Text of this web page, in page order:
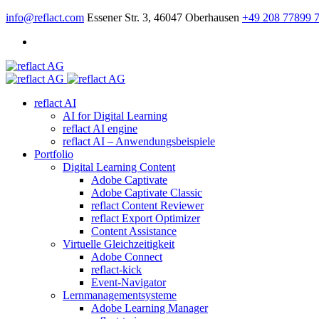
info@reflact.com Essener Str. 3, 46047 Oberhausen +49 208 77899
reflact AI
AI for Digital Learning
reflact AI engine
reflact AI – Anwendungsbeispiele
Portfolio
Digital Learning Content
Adobe Captivate
Adobe Captivate Classic
reflact Content Reviewer
reflact Export Optimizer
Content Assistance
Virtuelle Gleichzeitigkeit
Adobe Connect
reflact-kick
Event-Navigator
Lernmanagementsysteme
Adobe Learning Manager